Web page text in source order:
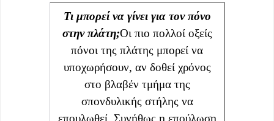
Τι μπορεί να γίνει για τον πόνο
στην πλάτη;Οι πιο πολλοί οξείς
πόνοι της πλάτης μπορεί να
υποχωρήσουν, αν δοθεί χρόνος
στο βλαβέν τμήμα της
σπονδυλικής στήλης να
επουλωθεί. Συνήθως η επούλωση